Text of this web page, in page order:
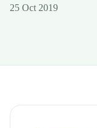
25 Oct 2019